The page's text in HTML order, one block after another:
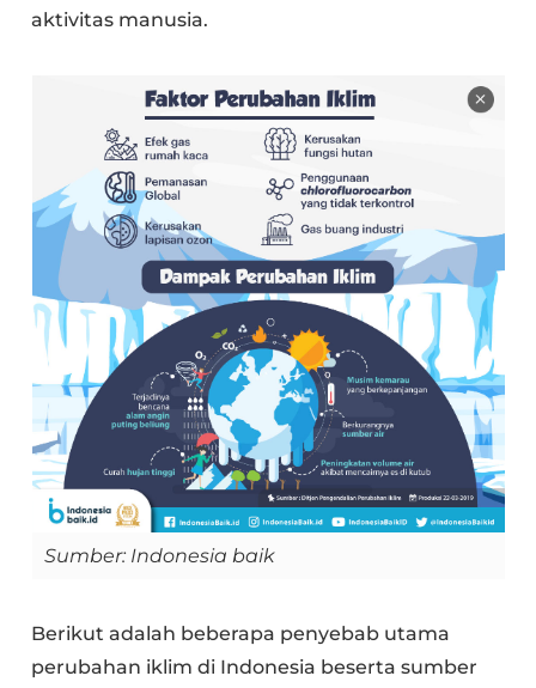
aktivitas manusia.
Sumber: Indonesia baik
Berikut adalah beberapa penyebab utama
perubahan iklim di Indonesia beserta sumber